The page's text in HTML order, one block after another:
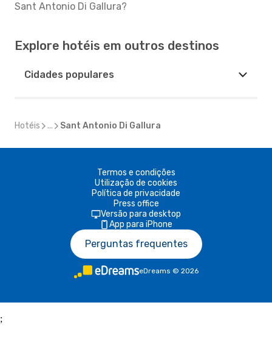
Sant Antonio Di Gallura?
Explore hotéis em outros destinos
Cidades populares
Hotéis ... Sant Antonio Di Gallura
Termos e condições
Utilização de cookies
Política de privacidade
Press office
Versão para desktop
App para iPhone
Perguntas frequentes
eDreams © 2026
;